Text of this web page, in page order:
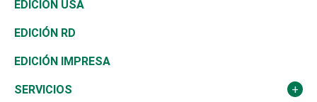
Ocenanía
Caribe
Resto del mundo
Telecom.
Global y variable
Economía personal
Sociales
Novedades
Podcast Arte Libre
Tenis
Olimpismo
Más deportes
En Directo
El Espía
Noticiero Poteleche
Columnistas
Tecnología
Historia
Martes de tecnología
Cambio climático
Economía
Revista
Deportes
Opinión
EDICIÓN USA
EDICIÓN RD
EDICIÓN IMPRESA
SERVICIOS